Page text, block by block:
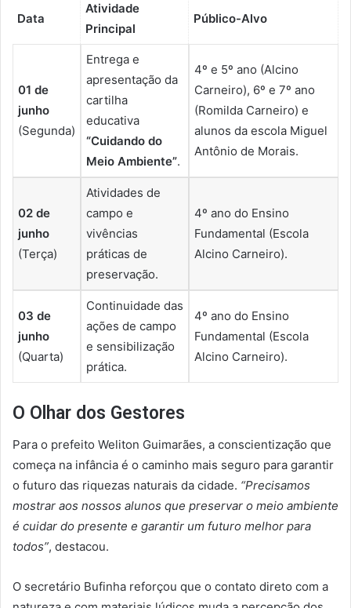
Data
Atividade
Principal
Público-Alvo
01 de
junho
(Segunda)
Entrega e
apresentação da
cartilha
educativa
“Cuidando do
Meio Ambiente”.
4º e 5º ano (Alcino
Carneiro), 6º e 7º ano
(Romilda Carneiro) e
alunos da escola Miguel
Antônio de Morais.
02 de
junho
(Terça)
Atividades de
campo e
vivências
práticas de
preservação.
4º ano do Ensino
Fundamental (Escola
Alcino Carneiro).
03 de
junho
(Quarta)
Continuidade das
ações de campo
e sensibilização
prática.
4º ano do Ensino
Fundamental (Escola
Alcino Carneiro).
O Olhar dos Gestores
Para o prefeito Weliton Guimarães, a conscientização que
começa na infância é o caminho mais seguro para garantir
o futuro das riquezas naturais da cidade. “Precisamos
mostrar aos nossos alunos que preservar o meio ambiente
é cuidar do presente e garantir um futuro melhor para
todos”, destacou.
O secretário Bufinha reforçou que o contato direto com a